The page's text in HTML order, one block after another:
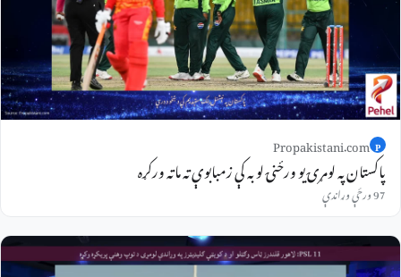
P
Propakistani.com
پاکستان په لومړۍ یو ورځنۍ لوبه کې زمبابوې ته ماته ورکړه
97 ورځې وړاندې